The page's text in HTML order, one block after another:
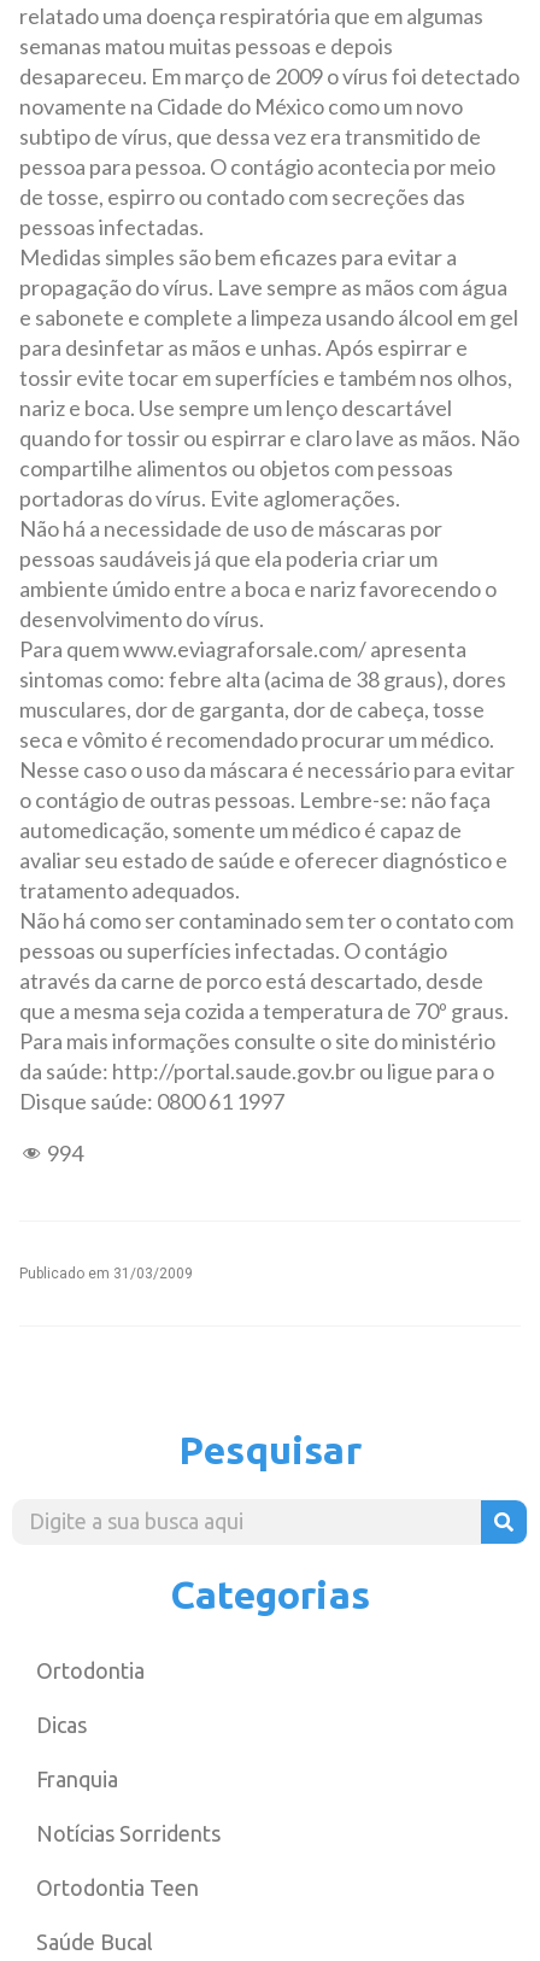
relatado uma doença respiratória que em algumas
semanas matou muitas pessoas e depois
desapareceu. Em março de 2009 o vírus foi detectado
novamente na Cidade do México como um novo
subtipo de vírus, que dessa vez era transmitido de
pessoa para pessoa. O contágio acontecia por meio
de tosse, espirro ou contado com secreções das
pessoas infectadas.
Medidas simples são bem eficazes para evitar a
propagação do vírus. Lave sempre as mãos com água
e sabonete e complete a limpeza usando álcool em gel
para desinfetar as mãos e unhas. Após espirrar e
tossir evite tocar em superfícies e também nos olhos,
nariz e boca. Use sempre um lenço descartável
quando for tossir ou espirrar e claro lave as mãos. Não
compartilhe alimentos ou objetos com pessoas
portadoras do vírus. Evite aglomerações.
Não há a necessidade de uso de máscaras por
pessoas saudáveis já que ela poderia criar um
ambiente úmido entre a boca e nariz favorecendo o
desenvolvimento do vírus.
Para quemwww.eviagraforsale.com/apresenta
sintomas como: febre alta (acima de 38 graus), dores
musculares, dor de garganta, dor de cabeça, tosse
seca e vômito é recomendado procurar um médico.
Nesse caso o uso da máscara é necessário para evitar
o contágio de outras pessoas. Lembre-se: não faça
automedicação, somente um médico é capaz de
avaliar seu estado de saúde e oferecer diagnóstico e
tratamento adequados.
Não há como ser contaminado sem ter o contato com
pessoas ou superfícies infectadas. O contágio
através da carne de porco está descartado, desde
que a mesma seja cozida a temperatura de 70º graus.
Para mais informações consulte o site do ministério
da saúde: http://portal.saude.gov.br ou ligue para o
Disque saúde: 0800 61 1997
994
Publicado em 31/03/2009
Pesquisar
Categorias
Ortodontia
Dicas
Franquia
Notícias Sorridents
Ortodontia Teen
Saúde Bucal